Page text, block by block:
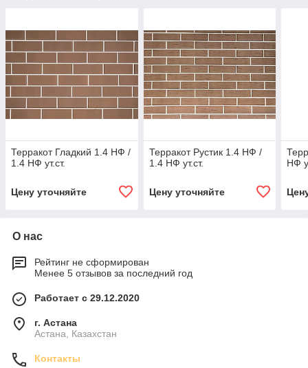
Терракот Гладкий 1.4 НФ /
1.4 НФ ут.ст.
Цену уточняйте
Терракот Рустик 1.4 НФ /
1.4 НФ ут.ст.
Цену уточняйте
НФ
О нас
Рейтинг не сформирован
Менее 5 отзывов за последний год
Работает с 29.12.2020
г. Астана
Астана, Казахстан
Контакты